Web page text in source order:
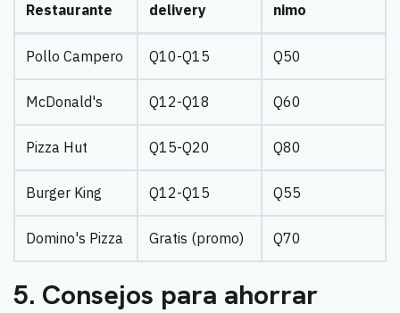
Restaurante
delivery
nimo
Pollo Campero Q10-Q15 Q50
McDonald's Q12-Q18 Q60
Pizza Hut Q15-Q20 Q80
Burger King Q12-Q15 Q55
Domino's Pizza Gratis (promo) Q70
5. Consejos para ahorrar